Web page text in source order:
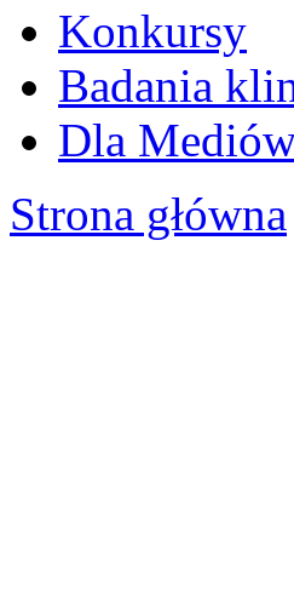
Konkursy
Badania
Dla
Strona główna